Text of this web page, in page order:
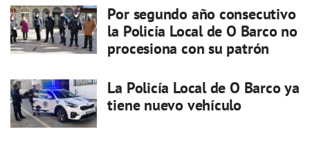
Por segundo año consecutivo
la Policía Local de O Barco no
procesiona con su patrón
La Policía Local de O Barco ya
tiene nuevo vehículo